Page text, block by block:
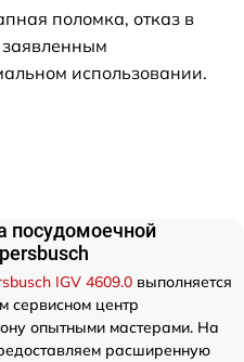
поломка, отказ в
заявленным
использовании.
посудомоечной
IGV 4609.0 выполняется
сервисном центр
опытными мастерами. На
расширенную